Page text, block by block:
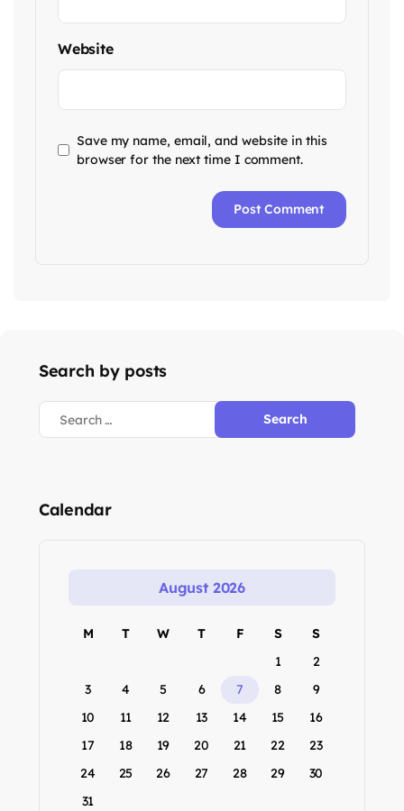
Website
Save my name, email, and website in this
browser for the next time I comment.
Search by posts
Calendar
August 2026
M T W T F S
S
1
2
3
4 5 6 7 8
9
10
11 12 13 14 15
16
17
18 19 20 21 22
23
24
25 26 27 28 29
30
31